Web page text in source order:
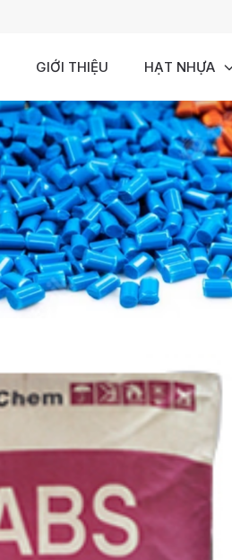
GIỚI THIỆU HẠT NHỰA